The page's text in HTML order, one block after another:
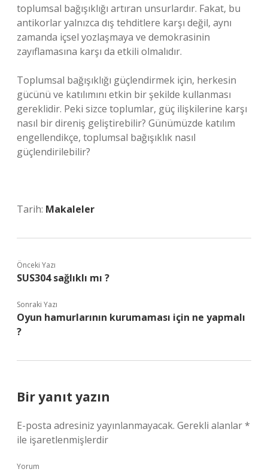
toplumsal bağışıklığı artıran unsurlardır. Fakat, bu
antikorlar yalnızca dış tehditlere karşı değil, aynı
zamanda içsel yozlaşmaya ve demokrasinin
zayıflamasına karşı da etkili olmalıdır.
Toplumsal bağışıklığı güçlendirmek için, herkesin
gücünü ve katılımını etkin bir şekilde kullanması
gereklidir. Peki sizce toplumlar, güç ilişkilerine karşı
nasıl bir direniş geliştirebilir? Günümüzde katılım
engellendikçe, toplumsal bağışıklık nasıl
güçlendirilebilir?
Tarih: Makaleler
Önceki Yazı
SUS304 sağlıklı mı ?
Sonraki Yazı
Oyun hamurlarının kurumaması için ne yapmalı
?
Bir yanıt yazın
E-posta adresiniz yayınlanmayacak. Gerekli alanlar*
ile işaretlenmişlerdir
Yorum